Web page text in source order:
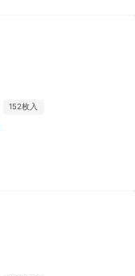
152枚入